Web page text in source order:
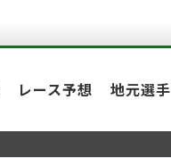
レース予想 地元選手